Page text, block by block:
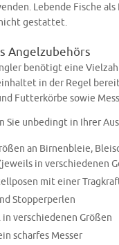
Lebende Fische
gestattet.
Angelzubehörs
benötigt eine
in der Regel
Futterkörbe sowie
Sie unbedingt in Ihrer
an Birnenbleie,
in verschiedenen
mit einer
Stopperperlen
verschiedenen Größen
scharfes Messer